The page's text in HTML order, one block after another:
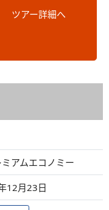
ツアー詳細へ
ミアムエコノミー
12月23日